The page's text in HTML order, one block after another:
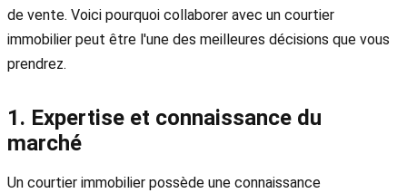
de vente. Voici pourquoi collaborer avec un courtier
immobilier peut être l'une des meilleures décisions que vous
prendrez.
1. Expertise et connaissance du
marché
Un courtier immobilier possède une connaissance